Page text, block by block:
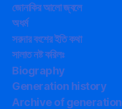
জোনাকির আলো জ্বলে
অধর্ম
সরদার বংশের ইতি কথা
সালাত নষ্ট করিলঃ
Biography
Generation history
Archive of generation